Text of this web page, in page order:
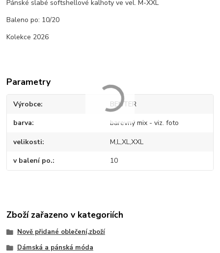
Pánské slabé softshellové kalhoty ve vel. M-XXL
Baleno po: 10/20
Kolekce 2026
Parametry
Výrobce BENTER
barva barevný mix - viz. foto
velikosti M,L,XL,XXL
v balení po. 10
Zboží zařazeno v kategoriích
Nově přidané oblečení,zboží
Dámská a pánská móda